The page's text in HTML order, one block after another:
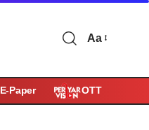
Aa
E-Paper OTT